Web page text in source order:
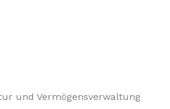
und Vermögensverwaltung